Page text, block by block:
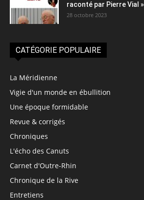
raconté par Pierre Vial »
28 octobre 2023
CATÉGORIE POPULAIRE
La Méridienne
Vigie d'un monde en ébullition
Une époque formidable
Revue & corrigés
Chroniques
L'écho des Canuts
Carnet d'Outre-Rhin
Chronique de la Rive
Entretiens